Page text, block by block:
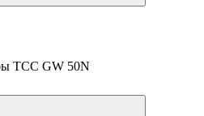
ТСС GW 50N